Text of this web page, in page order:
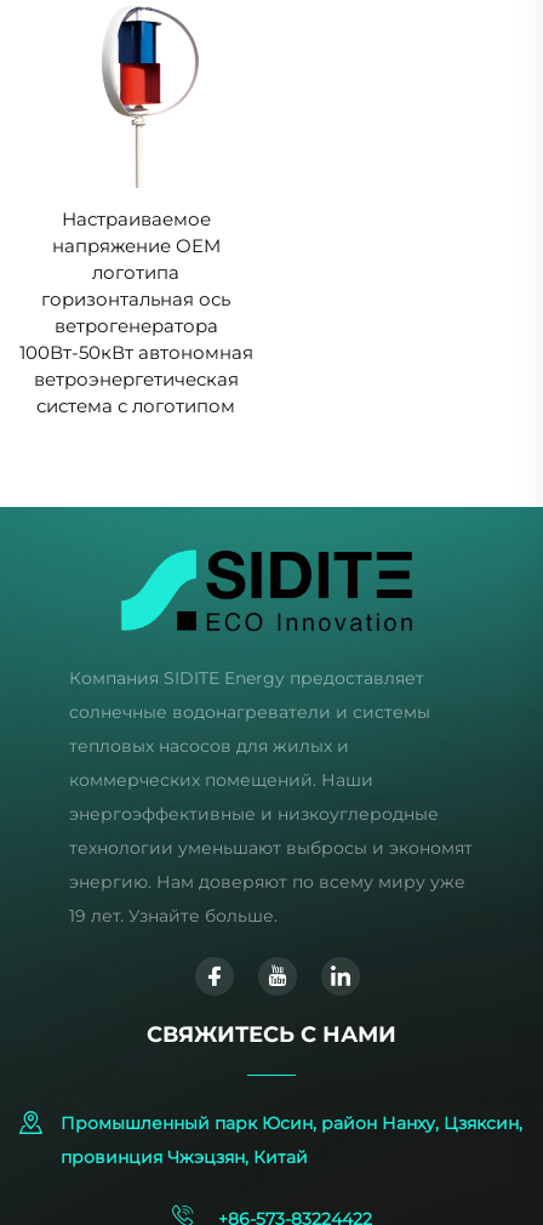
Настраиваемое
напряжение OEM
логотипа
горизонтальная ось
ветрогенератора
100Вт-50кВт автономная
ветроэнергетическая
система с логотипом
Компания SIDITE Energy предоставляет
солнечные водонагреватели и системы
тепловых насосов для жилых и
коммерческих помещений. Наши
энергоэффективные и низкоуглеродные
технологии уменьшают выбросы и экономят
энергию. Нам доверяют по всему миру уже
19 лет. Узнайте больше.
СВЯЖИТЕСЬ С НАМИ
Промышленный парк Юсин, район Нанху, Цзяксин,
провинция Чжэцзян, Китай
+86-573-83224422